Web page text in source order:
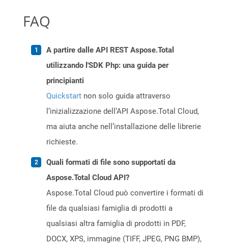
FAQ
A partire dalle API REST Aspose.Total
utilizzando l'SDK Php: una guida per
principianti
Quickstart non solo guida attraverso
l’inizializzazione dell’API Aspose.Total Cloud,
ma aiuta anche nell’installazione delle librerie
richieste.
Quali formati di file sono supportati da
Aspose.Total Cloud API?
Aspose.Total Cloud può convertire i formati di
file da qualsiasi famiglia di prodotti a
qualsiasi altra famiglia di prodotti in PDF,
DOCX, XPS, immagine (TIFF, JPEG, PNG BMP),